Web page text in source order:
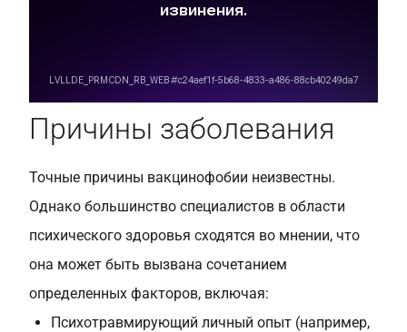
Причины заболевания
Точные причины вакцинофобии неизвестны.
Однако большинство специалистов в области
психического здоровья сходятся во мнении, что
она может быть вызвана сочетанием
определенных факторов, включая:
Психотравмирующий личный опыт (например,